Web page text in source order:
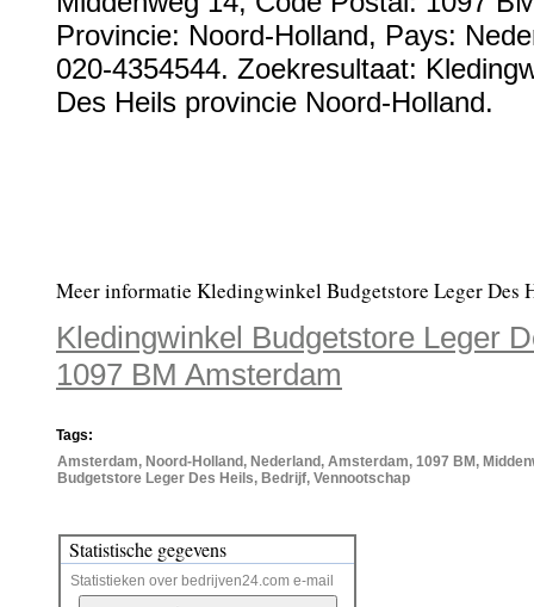
Provincie: Noord-Holland, Pays:
020-4354544. Zoekresultaat:
Des Heils provincie Noord-Holland.
Meer informatie Kledingwinkel Budgetstore Leger Des
Kledingwinkel Budgetstore Leger
1097 BM Amsterdam
Tags:
Amsterdam, Noord-Holland, Nederland, Amsterdam, 1097 BM,
Budgetstore Leger Des Heils, Bedrijf, Vennootschap
Statistische gegevens
Statistieken over bedrijven24.com e-mail